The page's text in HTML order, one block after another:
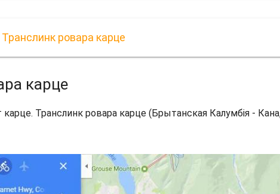
Транслинк ровара карце
карце
карце. Транслинк ровара карце (Брытанская Калумбія -